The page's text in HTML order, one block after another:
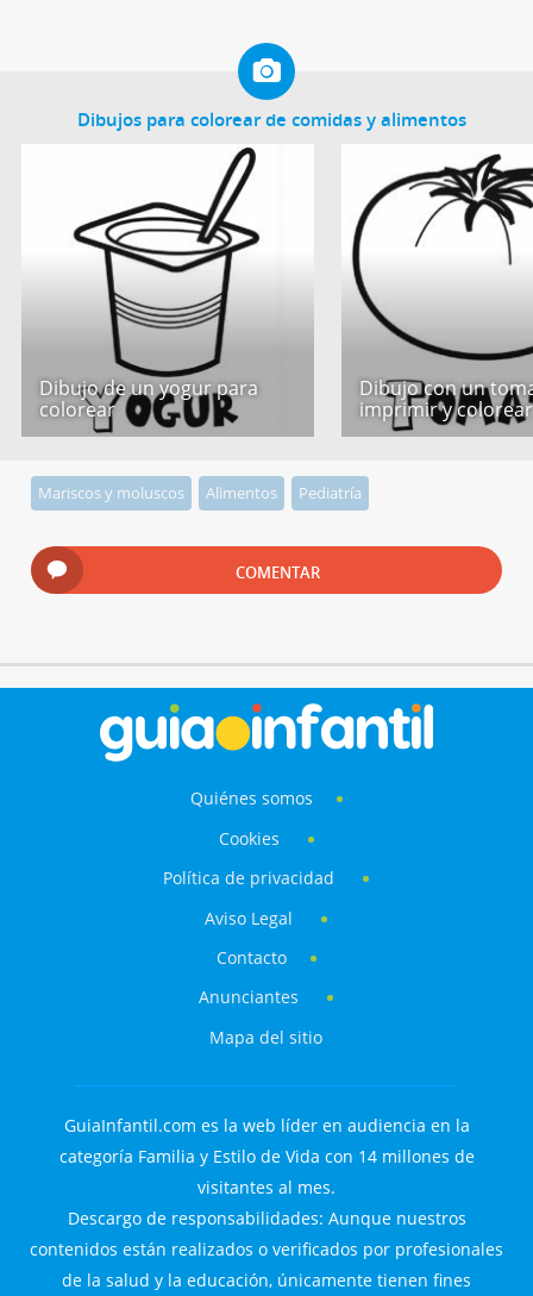
Dibujos para colorear de comidas y alimentos
Dibujo de un yogur para
colorear
Dibujo con un
imprimir y colorear
Mariscos y moluscos Alimentos Pediatría
COMENTAR
Quiénes somos
Cookies
Política de privacidad
Aviso Legal
Contacto
Anunciantes
Mapa del sitio
GuiaInfantil.com es la web líder en audiencia en la
categoría Familia y Estilo de Vida con 14 millones de
visitantes al mes.
Descargo de responsabilidades: Aunque nuestros
contenidos están realizados o verificados por profesionales
de la salud y la educación, únicamente tienen fines